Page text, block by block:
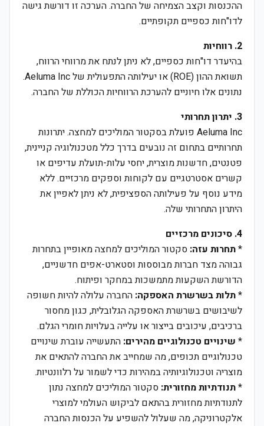
ההכנסות וקצב הצמיחה של החברה. הערכה זו דורשת גישה
לדו"חות כספיים תקופתיים.
2. רווחיות
בהיעדר דו"חות כספיים, לא ניתן לנתח את מרווחי הרווח,
תשואת ההון (ROE) או יעילותה התפעולית של Aeluma Inc.
נתונים אלו חיוניים להערכת הרווחיות הכוללת של החברה.
3. יתרון תחרותי
Aeluma Inc פועלת בסקטור המוליכים למחצה. יתרונות
תחרותיים בתחום זה נובעים בדרך כלל מטכנולוגיה קניינית,
פטנטים, חדשנות מוצרית, יחסי עלות-תועלת עדיפים או
קשרים אסטרטגיים עם לקוחות וספקים מרכזיים. ללא
מידע נוסף על פעילותה הספציפית, לא ניתן לאפיין את
היתרון התחרותי שלה.
4. סיכונים מרכזיים
*תחרות עזה: סקטור המוליכים למחצה מאופיין בתחרות
גבוהה מצד חברות מבוססות וסטארט-אפים חדשניים,
הדורשת השקעות מתמשכות במחקר ופיתוח.
*תלות בשרשרת האספקה: החברה עלולה להיות חשופה
לשיבושים בשרשרת האספקה הגלובלית, כגון מחסור
ברכיבים, עיכובים בייצור או עלייה בעלויות חומרי הגלם.
* שינויים טכנולוגיים מהירים: התעשייה עוברת שינויים
טכנולוגיים תכופים, מה שמחייב את החברה להתאים את
מוצריה וטכנולוגיותיה במהירות כדי לשמור על רלוונטיות.
*תנודתיות מחזורית: סקטור המוליכים למחצה נתון
לתנודתיות מחזורית בהתאם לביקוש העולמי למוצרי
אלקטרוניקה, מה שעלול להשפיע על הכנסות החברה